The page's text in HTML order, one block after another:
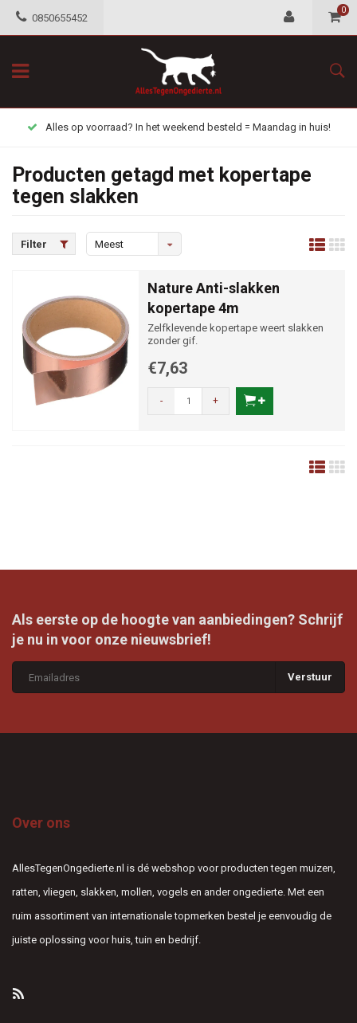
0850655452
0
Alles op voorraad? In het weekend besteld = Maandag in huis!
Producten getagd met kopertape
tegen slakken
Filter
Meest
Nature Anti-slakken
kopertape 4m
Zelfklevende kopertape weert slakken
zonder gif.
€7,63
- +
Als eerste op de hoogte van aanbiedingen? Schrijf
je nu in voor onze nieuwsbrief!
Verstuur
Over ons
AllesTegenOngedierte.nl is dé webshop voor producten tegen muizen,
ratten, vliegen, slakken, mollen, vogels en ander ongedierte. Met een
ruim assortiment van internationale topmerken bestel je eenvoudig de
juiste oplossing voor huis, tuin en bedrijf.